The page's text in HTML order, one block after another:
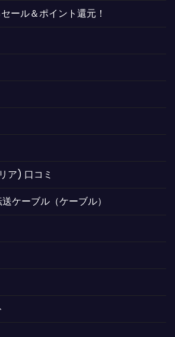
ール＆ポイント還元！
ア) 口コミ
ケーブル（ケーブル）